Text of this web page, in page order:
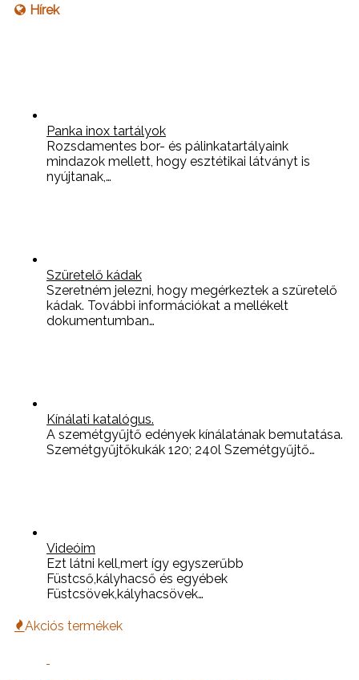
Hírek
Panka inox tartályok
Rozsdamentes bor- és pálinkatartályaink
mindazok mellett, hogy esztétikai látványt is
nyújtanak,…
Szüretelő kádak
Szeretném jelezni, hogy megérkeztek a szüretelő
kádak. További információkat a mellékelt
dokumentumban…
Kínálati katalógus.
A szemétgyűjtő edények kínálatának bemutatása.
Szemétgyűjtőkukák 120; 240l Szemétgyűjtő…
Videóim
Ezt látni kell,mert így egyszerűbb
Füstcső,kályhacső és egyébek
Füstcsövek,kályhacsövek…
Akciós termékek